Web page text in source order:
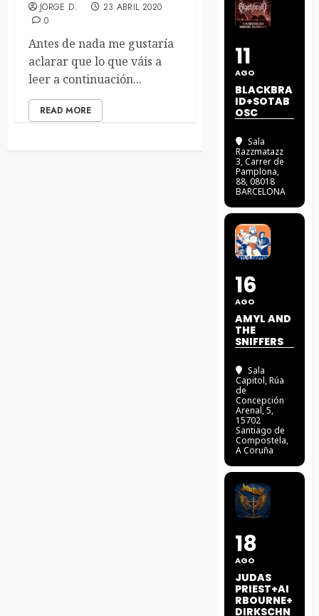
JORGE D.
23 ABRIL 2020
0
Antes de nada me gustaría
aclarar que lo que váis a
leer a continuación...
READ MORE
11
AGO
BLACKBRA
ID+SOTAB
OSC
Sala
Razzmatazz
3, Carrer de
Pamplona,
88, 08018
BARCELONA
16
AGO
AMYL AND
THE
SNIFFERS
Sala
Capitol, Rúa
de
Concepción
Arenal, 5,
15702
Santiago de
Compostela,
A Coruña
18
AGO
JUDAS
PRIEST+AI
RBOURNE+
DIRKSCHN